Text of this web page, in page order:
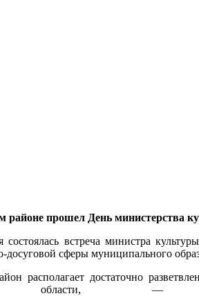
районе прошел День министерства
встреча министра
досуговой сферы муниципального
располагает достаточно
области,